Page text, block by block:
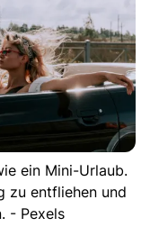
ein Mini-Urlaub.
zu entfliehen und
- Pexels